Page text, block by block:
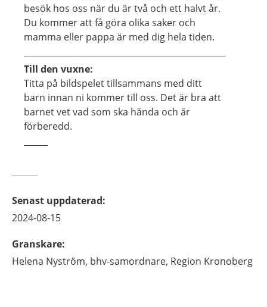
besök hos oss när du är två och ett halvt år.
Du kommer att få göra olika saker och
mamma eller pappa är med dig hela tiden.
Till den vuxne:
Titta på bildspelet tillsammans med ditt
barn innan ni kommer till oss. Det är bra att
barnet vet vad som ska hända och är
förberedd.
Senast uppdaterad:
2024-08-15
Granskare:
Helena Nyström, bhv-samordnare, Region Kronoberg